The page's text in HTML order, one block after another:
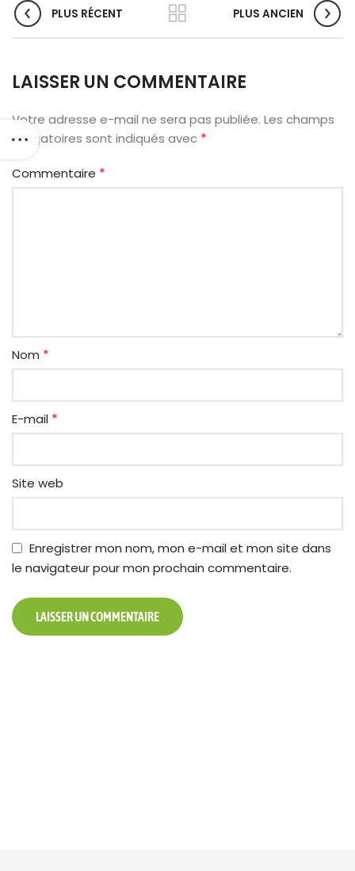
PLUS RÉCENT PLUS ANCIEN
LAISSER UN COMMENTAIRE
Votre adresse e-mail ne sera pas publiée. Les champs
obligatoires sont indiqués avec *
Commentaire *
Nom *
E-mail *
Site web
Enregistrer mon nom, mon e-mail et mon site dans
le navigateur pour mon prochain commentaire.